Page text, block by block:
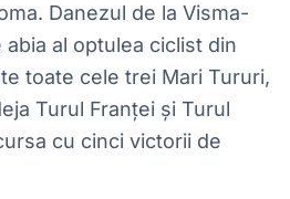
Danezul de la Visma-
al optulea ciclist din
toate cele trei Mari Tururi,
Turul Franței și Turul
cu cinci victorii de